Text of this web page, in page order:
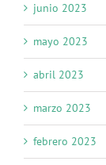
junio 2023
mayo 2023
abril 2023
marzo 2023
febrero 2023